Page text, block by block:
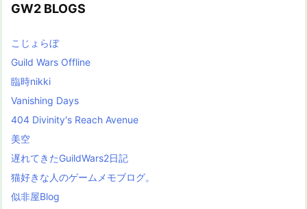
GW2 BLOGS
こじょらぼ
Guild Wars Offline
臨時nikki
Vanishing Days
404 Divinity's Reach Avenue
美空
遅れてきたGuildWars2日記
猫好きな人のゲームメモブログ。
似非屋Blog